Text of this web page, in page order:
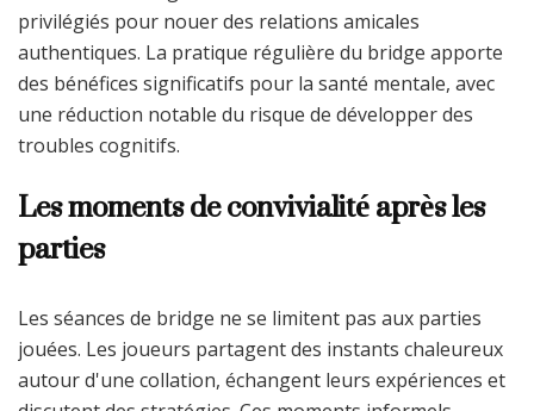
privilégiés pour nouer des relations amicales
authentiques. La pratique régulière du bridge apporte
des bénéfices significatifs pour la santé mentale, avec
une réduction notable du risque de développer des
troubles cognitifs.
Les moments de convivialité après les
parties
Les séances de bridge ne se limitent pas aux parties
jouées. Les joueurs partagent des instants chaleureux
autour d'une collation, échangent leurs expériences et